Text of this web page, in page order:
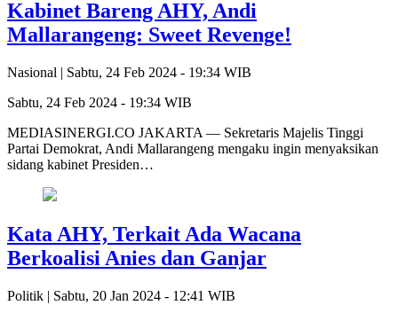
Kabinet Bareng AHY, Andi
Mallarangeng: Sweet Revenge!
Nasional | Sabtu, 24 Feb 2024 - 19:34 WIB
Sabtu, 24 Feb 2024 - 19:34 WIB
MEDIASINERGI.CO JAKARTA — Sekretaris Majelis Tinggi
Partai Demokrat, Andi Mallarangeng mengaku ingin menyaksikan
sidang kabinet Presiden…
Kata AHY, Terkait Ada Wacana
Berkoalisi Anies dan Ganjar
Politik | Sabtu, 20 Jan 2024 - 12:41 WIB